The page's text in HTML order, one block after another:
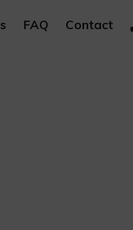
FAQ Contact